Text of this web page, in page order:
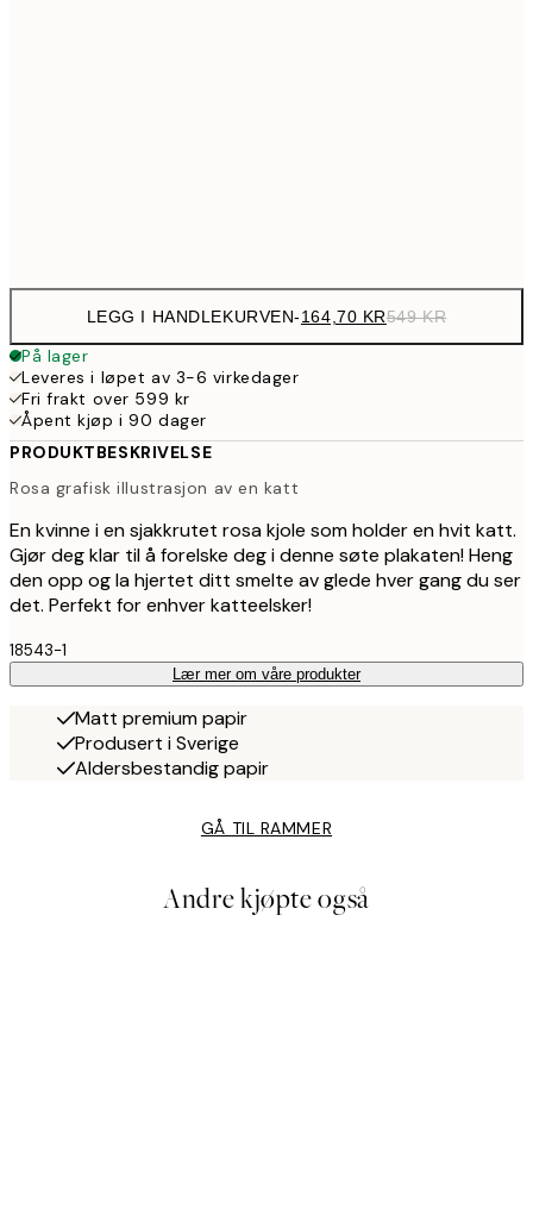
LEGG I HANDLEKURVEN-164,70 KR549 KR
På lager
Leveres i løpet av 3-6 virkedager
Fri frakt over 599 kr
Åpent kjøp i 90 dager
PRODUKTBESKRIVELSE
Rosa grafisk illustrasjon av en katt
En kvinne i en sjakkrutet rosa kjole som holder en hvit katt.
Gjør deg klar til å forelske deg i denne søte plakaten! Heng
den opp og la hjertet ditt smelte av glede hver gang du ser
det. Perfekt for enhver katteelsker!
18543-1
Lær mer om våre produkter
Matt premium papir
Produsert i Sverige
Aldersbestandig papir
GÅ TIL RAMMER
Andre kjøpte også